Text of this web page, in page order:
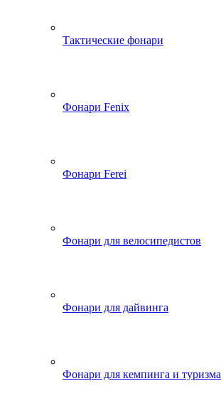
Тактические фонари
Фонари Fenix
Фонари Ferei
Фонари для велосипедистов
Фонари для дайвинга
Фонари для кемпинга и туризма